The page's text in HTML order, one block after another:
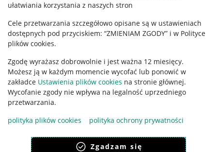
ułatwiania korzystania z naszych stron
Cele przetwarzania szczegółowo opisane są w ustawieniach
dostępnych pod przyciskiem: “ZMIENIAM ZGODY” i w Polityce
plików cookies.
Zgodę wyrażasz dobrowolnie i jest ważna 12 miesięcy.
Możesz ją w każdym momencie wycofać lub ponowić w
zakładce Ustawienia plików cookies na stronie głównej.
Wycofanie zgody nie wpływa na legalność uprzedniego
przetwarzania.
polityka plików cookies
polityka ochrony prywatności
Zgadzam się
Ustawienia plików "cookies"
Udostępnianie lokalizacji
Informacje dla Aktu o Usługach Cyfrowych
Pobierz aplikację